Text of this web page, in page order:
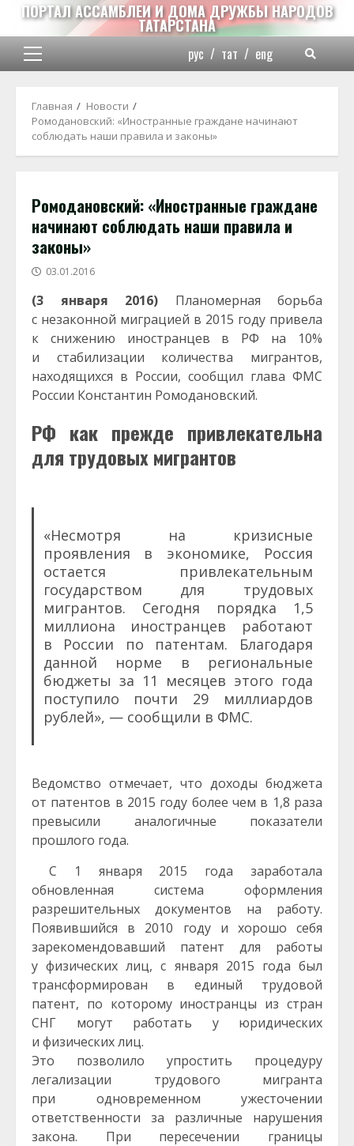
Перейти
содержимому
ПОРТАЛ АССАМБЛЕИ И ДОМА ДРУЖБЫ НАРОДОВ
ТАТАРСТАНА
Основное
рус / тат / eng
Главная
Новости
Ромодановский: «Иностранные граждане начинают
соблюдать наши правила и законы»
Ромодановский: «Иностранные граждане
начинают соблюдать наши правила и
законы»
03.01.2016
(3 января 2016) Планомерная борьба
с незаконной миграцией в 2015 году привела
к снижению иностранцев в РФ на 10%
и стабилизации количества мигрантов,
находящихся в России, сообщил глава ФМС
России Константин Ромодановский.
РФ как прежде привлекательна
для трудовых мигрантов
«Несмотря на кризисные
проявления в экономике, Россия
остается привлекательным
государством для трудовых
мигрантов. Сегодня порядка 1,5
миллиона иностранцев работают
в России по патентам. Благодаря
данной норме в региональные
бюджеты за 11 месяцев этого года
поступило почти 29 миллиардов
рублей», — сообщили в ФМС.
Ведомство отмечает, что доходы бюджета
от патентов в 2015 году более чем в 1,8 раза
превысили аналогичные показатели
прошлого года.
С 1 января 2015 года заработала
обновленная система оформления
разрешительных документов на работу.
Появившийся в 2010 году и хорошо себя
зарекомендовавший патент для работы
у физических лиц, с января 2015 года был
трансформирован в единый трудовой
патент, по которому иностранцы из стран
СНГ могут работать у юридических
и физических лиц.
Это позволило упростить процедуру
легализации трудового мигранта
при одновременном ужесточении
ответственности за различные нарушения
закона. При пересечении границы